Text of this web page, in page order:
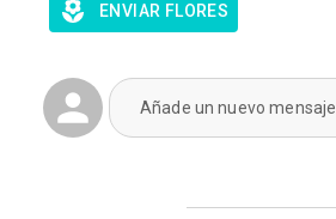
ENVIAR FLORES
Añade un nuevo mensaje